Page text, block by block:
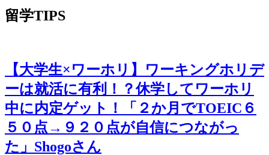
留学TIPS
【大学生×ワーホリ】ワーキングホリデ
ーは就活に有利！？休学してワーホリ
中に内定ゲット！「２か月でTOEIC６
５０点→９２０点が自信につながっ
た」Shogoさん